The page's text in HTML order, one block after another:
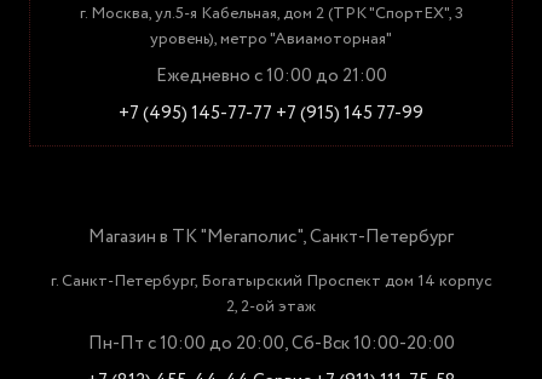
г. Москва, ул.5-я Кабельная, дом 2 (ТРК "СпортЕХ", 3
уровень), метро "Авиамоторная"
Ежедневно с 10:00 до 21:00
+7 (495) 145-77-77 +7 (915) 145 77-99
Магазин в ТК "Мегаполис", Санкт-Петербург
г. Санкт-Петербург, Богатырский Проспект дом 14 корпус
2, 2-ой этаж
Пн-Пт с 10:00 до 20:00, Сб-Вск 10:00-20:00